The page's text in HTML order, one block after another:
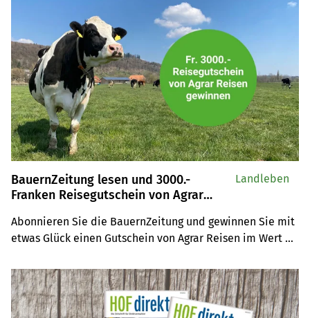
BauernZeitung lesen und 3000.-
Franken Reisegutschein von Agrar
Abonnieren Sie die BauernZeitung und gewinnen Sie mit
etwas Glück einen Gutschein von Agrar Reisen im Wert
Landleben